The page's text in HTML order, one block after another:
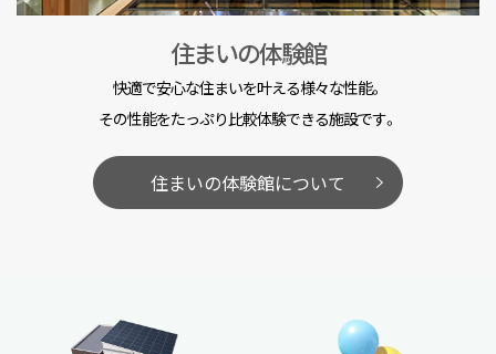
住まいの体験館
快適で安心な住まいを叶える様々な性能。
その性能をたっぷり比較体験できる施設です。
住まいの体験館について